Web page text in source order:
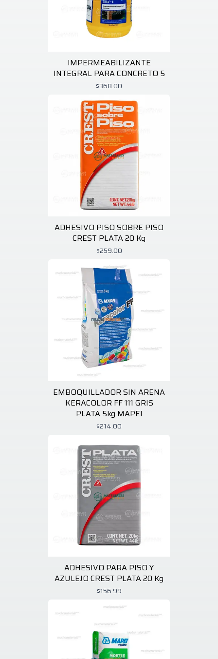
IMPERMEABILIZANTE
INTEGRAL PARA CONCRETO 5
$368.00
ADHESIVO PISO SOBRE PISO
CREST PLATA 20 Kg
$259.00
EMBOQUILLADOR SIN ARENA
KERACOLOR FF 111 GRIS
PLATA 5kg MAPEI
$214.00
ADHESIVO PARA PISO Y
AZULEJO CREST PLATA 20 Kg
$156.99